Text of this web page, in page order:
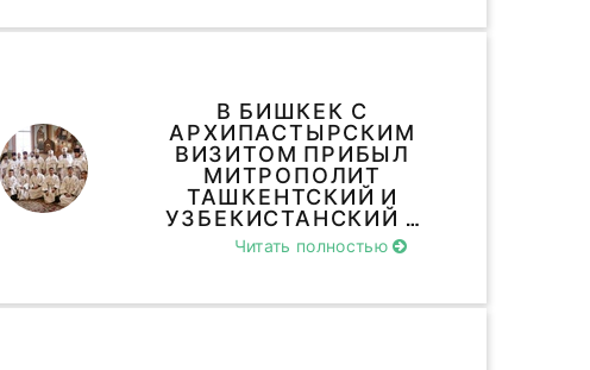
В БИШКЕК С
АРХИПАСТЫРСКИМ
ВИЗИТОМ ПРИБЫЛ
МИТРОПОЛИТ
ТАШКЕНТСКИЙ И
УЗБЕКИСТАНСКИЙ …
Читать полностью